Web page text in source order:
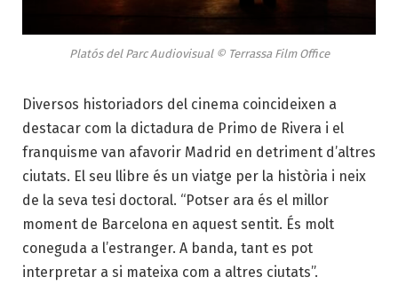
Platós del Parc Audiovisual © Terrassa Film Office
Diversos historiadors del cinema coincideixen a
destacar com la dictadura de Primo de Rivera i el
franquisme van afavorir Madrid en detriment d’altres
ciutats. El seu llibre és un viatge per la història i neix
de la seva tesi doctoral. “Potser ara és el millor
moment de Barcelona en aquest sentit. És molt
coneguda a l’estranger. A banda, tant es pot
interpretar a si mateixa com a altres ciutats”.